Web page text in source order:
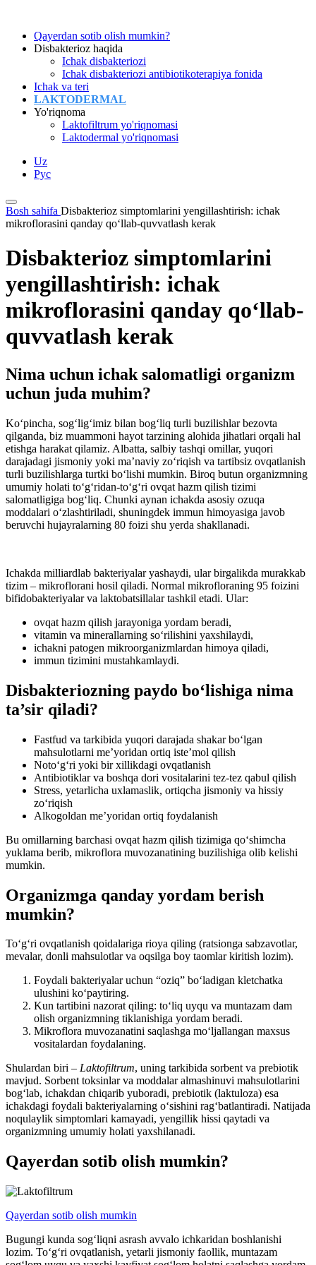
Qayerdan sotib olish mumkin?
Disbakterioz haqida
Ichak disbakteriozi
Ichak disbakteriozi antibiotikoterapiya fonida
Ichak va teri
LAKTODERMAL
Yo'riqnoma
Laktofiltrum yo'riqnomasi
Laktodermal yo'riqnomasi
Uz
Рус
Bosh sahifa Disbakterioz simptomlarini yengillashtirish: ichak
mikroflorasini qanday qo‘llab-quvvatlash kerak
Disbakterioz simptomlarini
yengillashtirish: ichak
mikroflorasini qanday qo‘llab-
quvvatlash kerak
Nima uchun ichak salomatligi organizm
uchun juda muhim?
Ko‘pincha, sog‘lig‘imiz bilan bog‘liq turli buzilishlar bezovta
qilganda, biz muammoni hayot tarzining alohida jihatlari orqali hal
etishga harakat qilamiz. Albatta, salbiy tashqi omillar, yuqori
darajadagi jismoniy yoki ma’naviy zo‘riqish va tartibsiz ovqatlanish
turli buzilishlarga turtki bo‘lishi mumkin. Biroq butun organizmning
umumiy holati to‘g‘ridan-to‘g‘ri ovqat hazm qilish tizimi
salomatligiga bog‘liq. Chunki aynan ichakda asosiy ozuqa
moddalari o‘zlashtiriladi, shuningdek immun himoyasiga javob
beruvchi hujayralarning 80 foizi shu yerda shakllanadi.
Ichakda milliardlab bakteriyalar yashaydi, ular birgalikda murakkab
tizim – mikroflorani hosil qiladi. Normal mikrofloraning 95 foizini
bifidobakteriyalar va laktobatsillalar tashkil etadi. Ular:
ovqat hazm qilish jarayoniga yordam beradi,
vitamin va minerallarning so‘rilishini yaxshilaydi,
ichakni patogen mikroorganizmlardan himoya qiladi,
immun tizimini mustahkamlaydi.
Disbakteriozning paydo bo‘lishiga nima
ta’sir qiladi?
Fastfud va tarkibida yuqori darajada shakar bo‘lgan
mahsulotlarni me’yoridan ortiq iste’mol qilish
Noto‘g‘ri yoki bir xillikdagi ovqatlanish
Antibiotiklar va boshqa dori vositalarini tez-tez qabul qilish
Stress, yetarlicha uxlamaslik, ortiqcha jismoniy va hissiy
zo‘riqish
Alkogoldan me’yoridan ortiq foydalanish
Bu omillarning barchasi ovqat hazm qilish tizimiga qo‘shimcha
yuklama berib, mikroflora muvozanatining buzilishiga olib kelishi
mumkin.
Organizmga qanday yordam berish
mumkin?
To‘g‘ri ovqatlanish qoidalariga rioya qiling (ratsionga sabzavotlar,
mevalar, donli mahsulotlar va oqsilga boy taomlar kiritish lozim).
Foydali bakteriyalar uchun “oziq” bo‘ladigan kletchatka
ulushini ko‘paytiring.
Kun tartibini nazorat qiling: to‘liq uyqu va muntazam dam
olish organizmning tiklanishiga yordam beradi.
Mikroflora muvozanatini saqlashga mo‘ljallangan maxsus
vositalardan foydalaning.
Shulardan biri – Laktofiltrum, uning tarkibida sorbent va prebiotik
mavjud. Sorbent toksinlar va moddalar almashinuvi mahsulotlarini
bog‘lab, ichakdan chiqarib yuboradi, prebiotik (laktuloza) esa
ichakdagi foydali bakteriyalarning o‘sishini rag‘batlantiradi. Natijada
noqulaylik simptomlari kamayadi, yengillik hissi qaytadi va
organizmning umumiy holati yaxshilanadi.
Qayerdan sotib olish mumkin?
Qayerdan sotib olish mumkin
Bugungi kunda sog‘liqni asrash avvalo ichkaridan boshlanishi
lozim. To‘g‘ri ovqatlanish, yetarli jismoniy faollik, muntazam